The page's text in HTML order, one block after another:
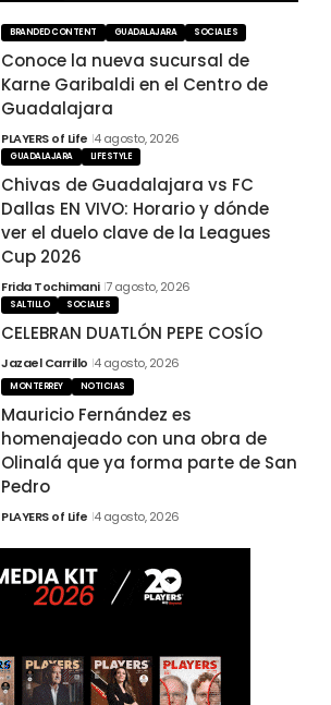
BRANDED CONTENT GUADALAJARA SOCIALES
Conoce la nueva sucursal de
Karne Garibaldi en el Centro de
Guadalajara
PLAYERS of Life 4 agosto, 2026
GUADALAJARA LIFESTYLE
Chivas de Guadalajara vs FC
Dallas EN VIVO: Horario y dónde
ver el duelo clave de la Leagues
Cup 2026
Frida Tochimani 7 agosto, 2026
SALTILLO SOCIALES
CELEBRAN DUATLÓN PEPE COSÍO
Jazael Carrillo 4 agosto, 2026
MONTERREY NOTICIAS
Mauricio Fernández es
homenajeado con una obra de
Olinalá que ya forma parte de San
Pedro
PLAYERS of Life 4 agosto, 2026